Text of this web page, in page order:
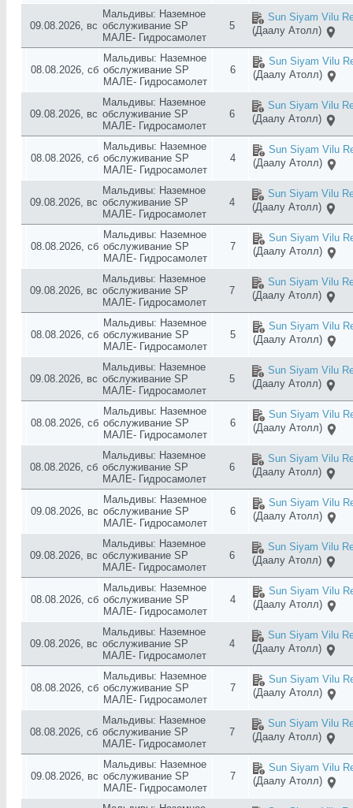
09.08.2026, вс
Мальдивы: Наземное
обслуживание SP
МАЛЕ- Гидросамолет
5
Sun Siyam Vilu
(Даалу Атолл)
08.08.2026, сб
Мальдивы: Наземное
обслуживание SP
МАЛЕ- Гидросамолет
6
Sun Siyam Vilu
(Даалу Атолл)
09.08.2026, вс
Мальдивы: Наземное
обслуживание SP
МАЛЕ- Гидросамолет
6
Sun Siyam Vilu
(Даалу Атолл)
08.08.2026, сб
Мальдивы: Наземное
обслуживание SP
МАЛЕ- Гидросамолет
4
Sun Siyam Vilu
(Даалу Атолл)
09.08.2026, вс
Мальдивы: Наземное
обслуживание SP
МАЛЕ- Гидросамолет
4
Sun Siyam Vilu
(Даалу Атолл)
08.08.2026, сб
Мальдивы: Наземное
обслуживание SP
МАЛЕ- Гидросамолет
7
Sun Siyam Vilu
(Даалу Атолл)
09.08.2026, вс
Мальдивы: Наземное
обслуживание SP
МАЛЕ- Гидросамолет
7
Sun Siyam Vilu
(Даалу Атолл)
08.08.2026, сб
Мальдивы: Наземное
обслуживание SP
МАЛЕ- Гидросамолет
5
Sun Siyam Vilu
(Даалу Атолл)
09.08.2026, вс
Мальдивы: Наземное
обслуживание SP
МАЛЕ- Гидросамолет
5
Sun Siyam Vilu
(Даалу Атолл)
08.08.2026, сб
Мальдивы: Наземное
обслуживание SP
МАЛЕ- Гидросамолет
6
Sun Siyam Vilu
(Даалу Атолл)
08.08.2026, сб
Мальдивы: Наземное
обслуживание SP
МАЛЕ- Гидросамолет
6
Sun Siyam Vilu
(Даалу Атолл)
09.08.2026, вс
Мальдивы: Наземное
обслуживание SP
МАЛЕ- Гидросамолет
6
Sun Siyam Vilu
(Даалу Атолл)
09.08.2026, вс
Мальдивы: Наземное
обслуживание SP
МАЛЕ- Гидросамолет
6
Sun Siyam Vilu
(Даалу Атолл)
08.08.2026, сб
Мальдивы: Наземное
обслуживание SP
МАЛЕ- Гидросамолет
4
Sun Siyam Vilu
(Даалу Атолл)
09.08.2026, вс
Мальдивы: Наземное
обслуживание SP
МАЛЕ- Гидросамолет
4
Sun Siyam Vilu
(Даалу Атолл)
08.08.2026, сб
Мальдивы: Наземное
обслуживание SP
МАЛЕ- Гидросамолет
7
Sun Siyam Vilu
(Даалу Атолл)
08.08.2026, сб
Мальдивы: Наземное
обслуживание SP
МАЛЕ- Гидросамолет
7
Sun Siyam Vilu
(Даалу Атолл)
09.08.2026, вс
Мальдивы: Наземное
обслуживание SP
МАЛЕ- Гидросамолет
7
Sun Siyam Vilu
(Даалу Атолл)